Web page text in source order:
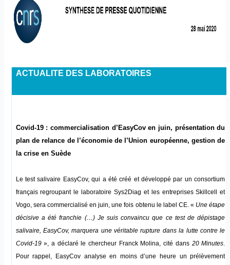
ACTUALITE DES LABORATOIRES
Covid-19 : commercialisation d’EasyCov en juin, présentation du
plan de relance de l’économie de l’Union européenne, gestion de
la crise en Suède
Le test salivaire EasyCov, qui a été créé et développé par un consortium
français regroupant le laboratoire Sys2Diag et les entreprises Skillcell et
Vogo, sera commercialisé en juin, une fois obtenu le label CE. « Une étape
décisive a été franchie (…) Je suis convaincu que ce test de dépistage
salivaire, EasyCov, marquera une véritable rupture dans la lutte contre le
Covid-19», a déclaré le chercheur Franck Molina, cité dans 20 Minutes.
Pour rappel, EasyCov analyse en moins d’une heure un prélèvement